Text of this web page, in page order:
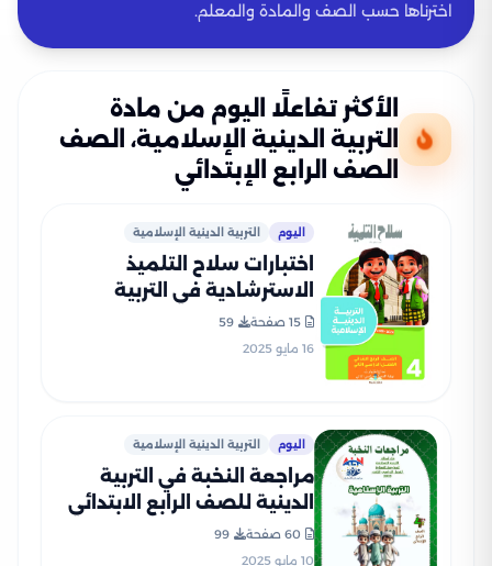
اخترناها حسب الصف والمادة والمعلم.
الأكثر تفاعلًا اليوم من مادة
التربية الدينية الإسلامية، الصف
الصف الرابع الإبتدائي
اليوم التربية الدينية الإسلامية
اختبارات سلاح التلميذ
الاسترشادية في التربية
الدينية لرابعة ابتدائي الترم
الثاني PDF بالاجابات
15 صفحة
59
16 مايو 2025
اليوم التربية الدينية الإسلامية
مراجعة النخبة في التربية
الدينية للصف الرابع الابتدائي
الترم الثاني بالاجابات PDF
60 صفحة
99
10 مايو 2025